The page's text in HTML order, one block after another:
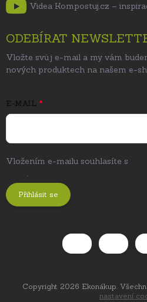
Videa Kompostuj.cz –
ODEBÍRAT
Vložte svůj e-mail a my vám
nových produktech na našem e-
E-MAIL
Vložením e-mailu souhlasíte s
.
Přihlásit se
Copyright 2026 Ekonákup.
nastavení